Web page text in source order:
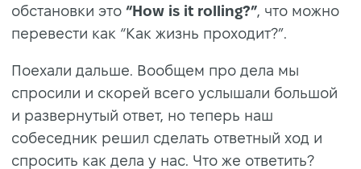
обстановки это “How is it rolling?”, что можно
перевести как “Как жизнь проходит?”.
Поехали дальше. Вообщем про дела мы
спросили и скорей всего услышали большой
и развернутый ответ, но теперь наш
собеседник решил сделать ответный ход и
спросить как дела у нас. Что же ответить?